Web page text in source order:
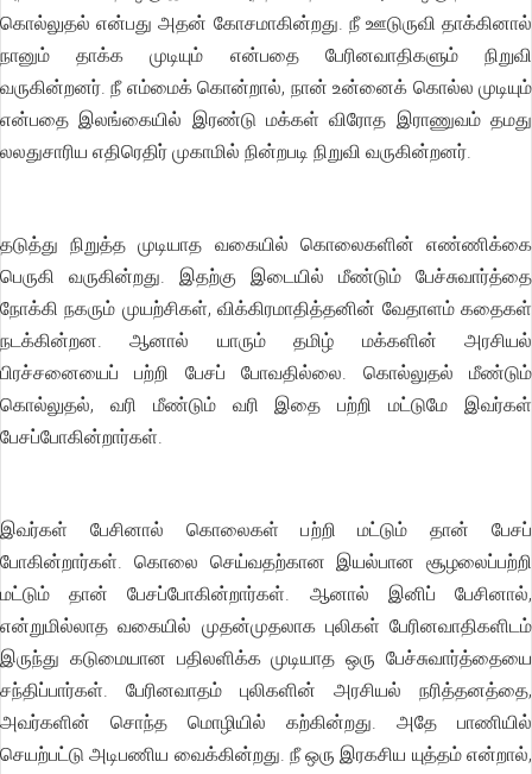
கொல்லுதல் என்பது அதன் கோசமாகின்றது. நீ ஊடுருவி தாக்கினால்
நானும் தாக்க முடியும் என்பதை பேரினவாதிகளும் நிறுவி
வருகின்றனர். நீ எம்மைக் கொன்றால், நான் உன்னைக் கொல்ல முடியும்
என்பதை இலங்கையில் இரண்டு மக்கள் விரோத இராணுவம் தமது
லலதுசாரிய எதிரெதிர் முகாமில் நின்றபடி நிறுவி வருகின்றனர்.
தடுத்து நிறுத்த முடியாத வகையில் கொலைகளின் எண்ணிக்கை
பெருகி வருகின்றது. இதற்கு இடையில் மீண்டும் பேச்சுவார்த்தை
நோக்கி நகரும் முயற்சிகள், விக்கிரமாதித்தனின் வேதாளம் கதைகள்
நடக்கின்றன. ஆனால் யாரும் தமிழ் மக்களின் அரசியல்
பிரச்சனையைப் பற்றி பேசப் போவதில்லை. கொல்லுதல் மீண்டும்
கொல்லுதல், வரி மீண்டும் வரி இதை பற்றி மட்டுமே இவர்கள்
பேசப்போகின்றார்கள்.
இவர்கள் பேசினால் கொலைகள் பற்றி மட்டும் தான் பேசப்
போகின்றார்கள். கொலை செய்வதற்கான இயல்பான சூழலைப்பற்றி
மட்டும் தான் பேசப்போகின்றார்கள். ஆனால் இனிப் பேசினால்,
என்றுமில்லாத வகையில் முதன்முதலாக புலிகள் பேரினவாதிகளிடம்
இருந்து கடுமையான பதிலளிக்க முடியாத ஒரு பேச்சுவார்த்தையை
சந்திப்பார்கள். பேரினவாதம் புலிகளின் அரசியல் நரித்தனத்தை,
அவர்களின் சொந்த மொழியில் கற்கின்றது. அதே பாணியில்
செயற்பட்டு அடிபணிய வைக்கின்றது. நீ ஒரு இரகசிய யுத்தம் என்றால்,